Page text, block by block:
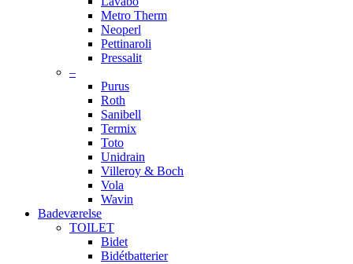
Metro Therm
Neoperl
Pettinaroli
Pressalit
–
Purus
Roth
Sanibell
Termix
Toto
Unidrain
Villeroy & Boch
Vola
Wavin
Badeværelse
TOILET
Bidet
Bidétbatterier